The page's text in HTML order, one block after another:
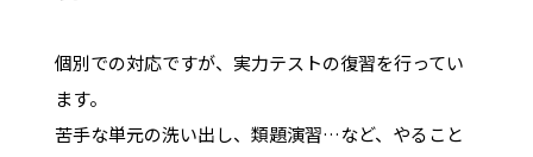
個別での対応ですが、実力テストの復習を行ってい
ます。
苦手な単元の洗い出し、類題演習…など、やること